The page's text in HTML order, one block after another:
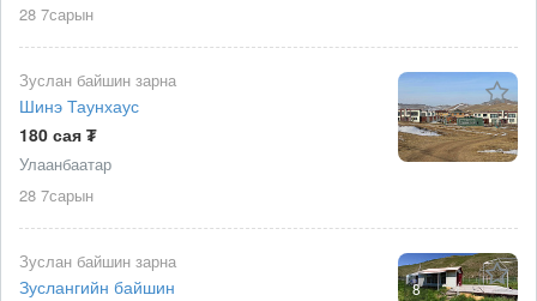
28 7сарын
Зуслан байшин зарна
Шинэ Таунхаус
180 сая ₮
Улаанбаатар
28 7сарын
8
Зуслан байшин зарна
Зуслангийн байшин